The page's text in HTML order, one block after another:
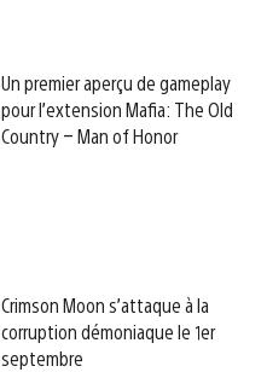
Un premier aperçu de gameplay
pour l’extension Mafia: The Old
Country – Man of Honor
Crimson Moon s’attaque à la
corruption démoniaque le 1er
septembre